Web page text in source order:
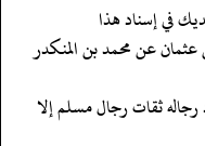
في إسناد هذا
عن محمد بن المنكدر
ثقات رجال مسلم إلا